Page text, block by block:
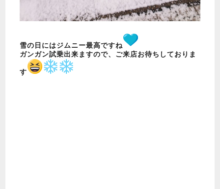
雪の日にはジムニー最高ですね
ガンガン試乗出来ますので、ご来店お待ちしておりま
す